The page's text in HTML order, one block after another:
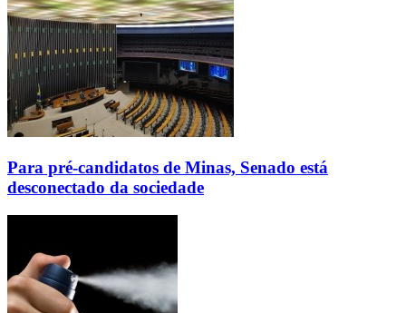
Para pré-candidatos de Minas, Senado está
desconectado da sociedade